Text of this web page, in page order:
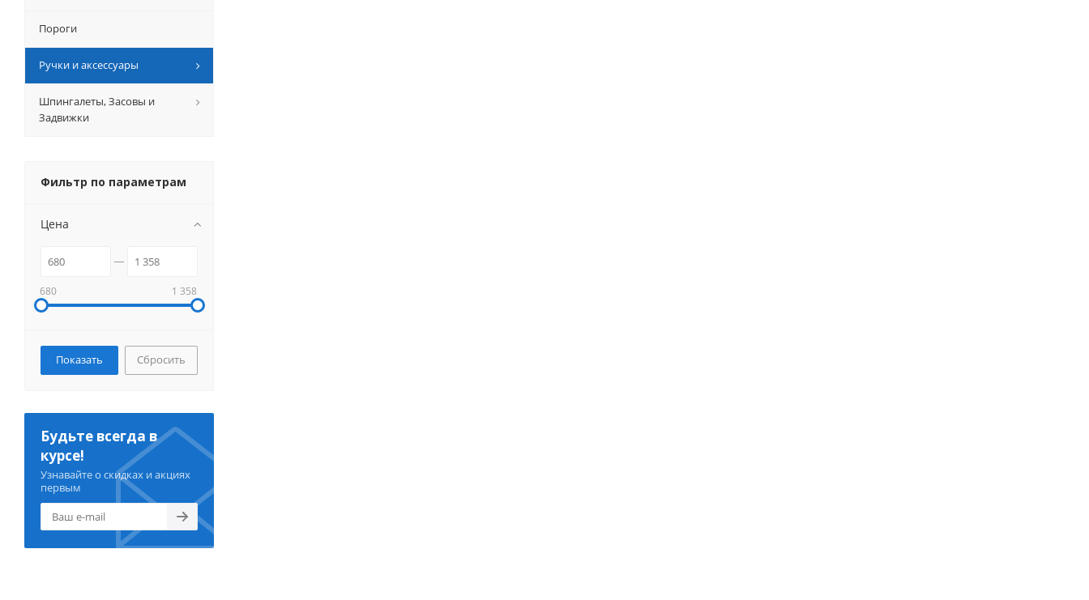
Пороги
Ручки и аксессуары
Шпингалеты, Засовы и
Задвижки
Фильтр по параметрам
Цена
680 1 358
Сбросить
Будьте всегда в
курсе!
Узнавайте о скидках и акциях
первым